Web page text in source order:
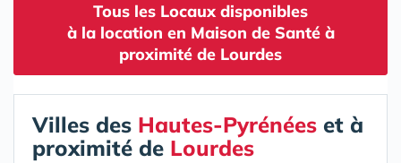
Tous les Locaux disponibles
à la location en Maison de Santé à
proximité de Lourdes
Villes des Hautes-Pyrénées et à
proximité de Lourdes